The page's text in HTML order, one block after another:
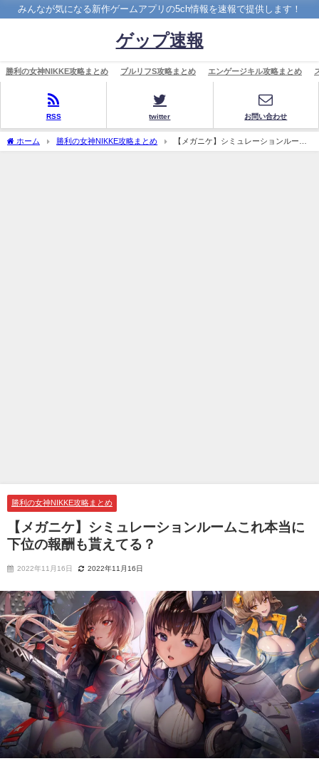
みんなが気になる新作ゲームアプリの5ch情報を速報で提供します！
ゲップ速報
勝利の女神NIKKE攻略まとめ ブルリフS攻略まとめ エンゲージキル攻略まとめ
RSS twitter お問い合わせ
ホーム 勝利の女神NIKKE攻略まとめ
【メガニケ】シミュレーションルーム
これ本当に下位の報酬も貰えてる？
勝利の女神NIKKE攻略まとめ
【メガニケ】シミュレーションルームこれ本当に
下位の報酬も貰えてる？
2022年11月16日 2022年11月16日